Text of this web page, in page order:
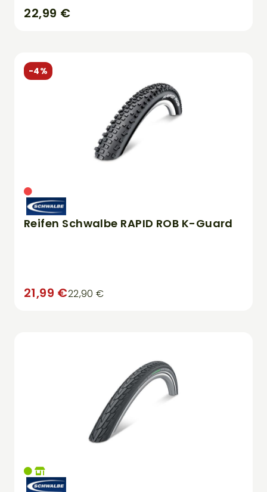
22,99 €
-4%
Reifen Schwalbe RAPID ROB K-Guard
21,99 €22,90 €